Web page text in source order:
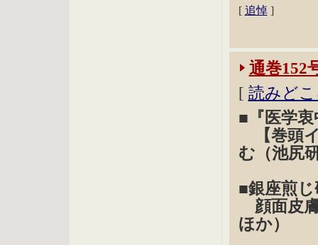
[ 追悼]
通巻152
[ 読みど
■『医学
【巻頭
む（池尻
■銀座煎
顔面皮
ほか）